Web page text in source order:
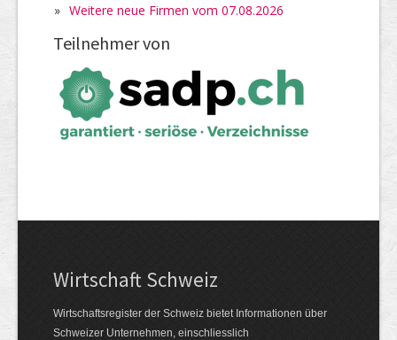
» Weitere neue Firmen vom 07.08.2026
Teilnehmer von
Wirtschaft Schweiz
Wirtschaftsregister der Schweiz bietet Informationen über
Schweizer Unternehmen, einschliesslich